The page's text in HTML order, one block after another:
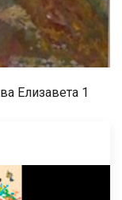
Елизавета 1